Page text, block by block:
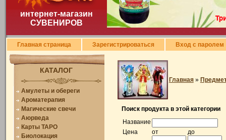
интернет-магазин
СУВЕНИРОВ
Главная страница Зарегистрироваться Вход с паролем
КАТАЛОГ
Амулеты и обереги
Ароматерапия
Магические свечи
Аюрведа
Карты ТАРО
Биолокация
Главная»
Поиск продукта в этой категории
Название
Цена
от до